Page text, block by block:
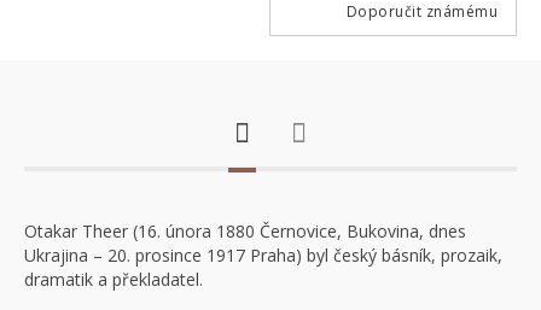
Doporučit známému
Otakar Theer (16. února 1880 Černovice, Bukovina, dnes
Ukrajina – 20. prosince 1917 Praha) byl český básník, prozaik,
dramatik a překladatel.